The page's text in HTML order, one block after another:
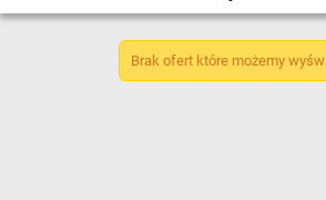
Brak ofert które możemy